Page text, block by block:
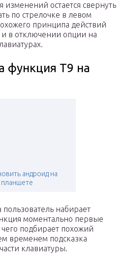
изменений остается свернуть
по стрелочке в левом
принципа действий
и в отключении опции на
функция Т9 на
андроид на
планшете
пользователь набирает
моментально первые
подбирает похожий
временем подсказка
клавиатуры.